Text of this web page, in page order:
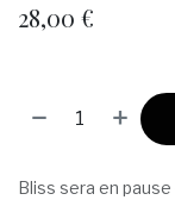
28,00 €
Bliss sera en